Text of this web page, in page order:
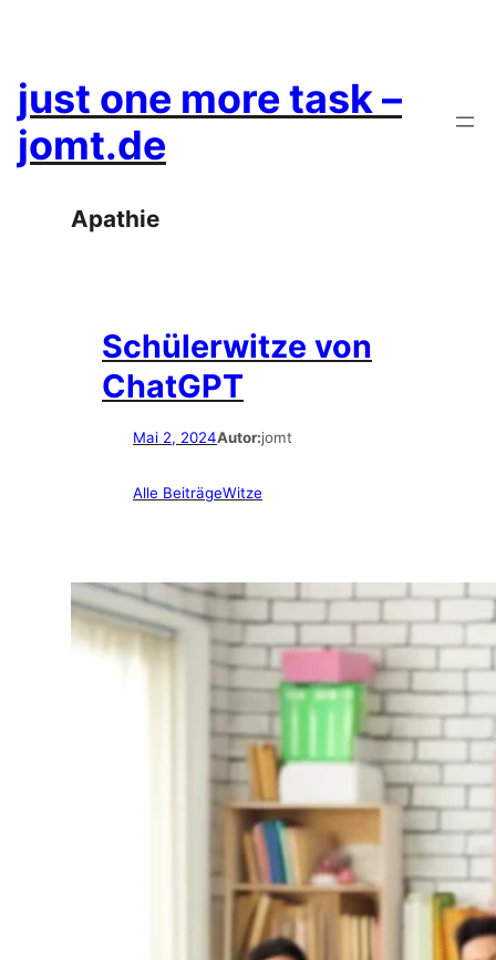
just one more task –
jomt.de
Apathie
Schülerwitze von
ChatGPT
Mai 2, 2024Autor:jomt
Alle BeiträgeWitze